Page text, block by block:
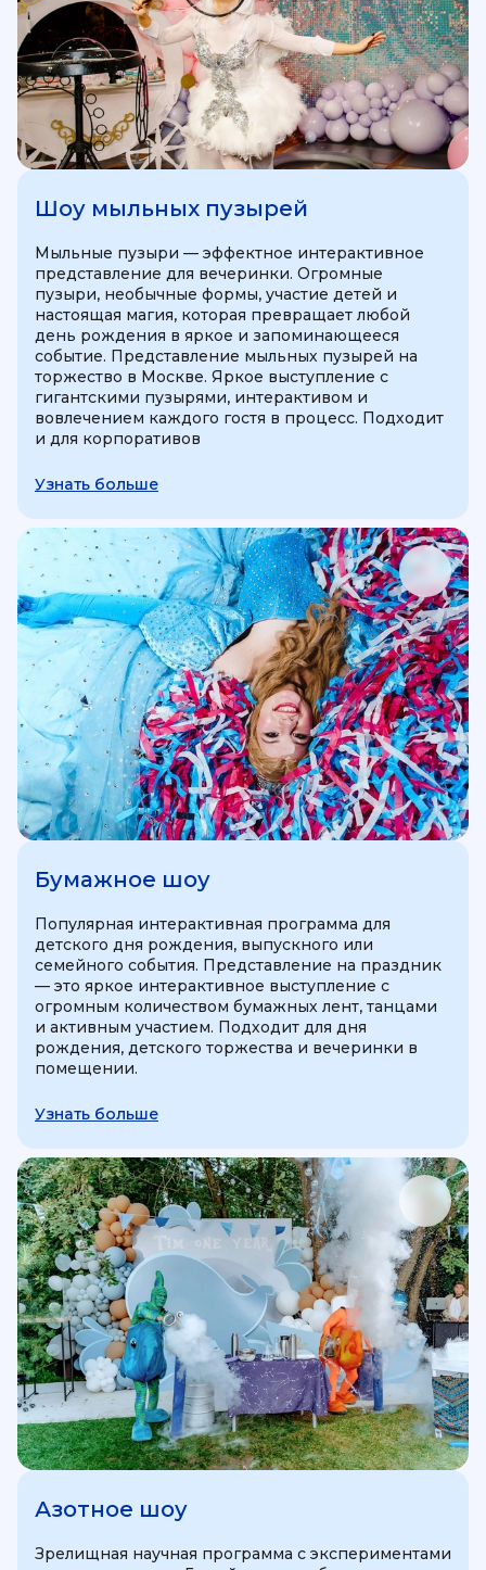
Шоу мыльных пузырей
Мыльные пузыри — эффектное интерактивное
представление для вечеринки. Огромные
пузыри, необычные формы, участие детей и
настоящая магия, которая превращает любой
день рождения в яркое и запоминающееся
событие. Представление мыльных пузырей на
торжество в Москве. Яркое выступление с
гигантскими пузырями, интерактивом и
вовлечением каждого гостя в процесс. Подходит
и для корпоративов
Узнать больше
Бумажное шоу
Популярная интерактивная программа для
детского дня рождения, выпускного или
семейного события. Представление на праздник
— это яркое интерактивное выступление с
огромным количеством бумажных лент, танцами
и активным участием. Подходит для дня
рождения, детского торжества и вечеринки в
помещении.
Узнать больше
Азотное шоу
Зрелищная научная программа с экспериментами